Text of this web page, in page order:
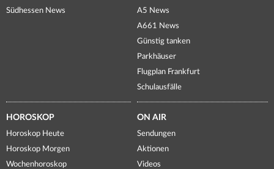
Südhessen News
A5 News
A661 News
Günstig tanken
Parkhäuser
Flugplan Frankfurt
Schulausfälle
HOROSKOP
Horoskop Heute
Horoskop Morgen
Wochenhoroskop
ON AIR
Sendungen
Aktionen
Videos